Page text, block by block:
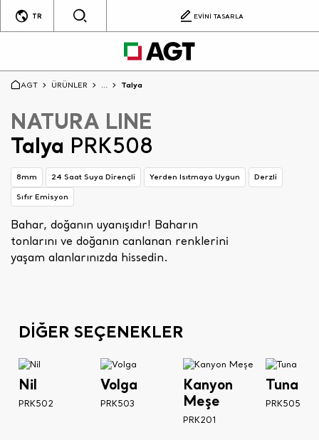
TR EVİNİ TASARLA
AGT ÜRÜNLER ... Talya
NATURA LINE
Talya PRK508
8mm 24 Saat Suya Dirençli Yerden Isıtmaya Uygun
Derzli
Sıfır Emisyon
Bahar, doğanın uyanışıdır! Baharın
tonlarını ve doğanın canlanan renklerini
yaşam alanlarınızda hissedin.
DİĞER SEÇENEKLER
Nil
PRK502
Volga
PRK503
Kanyon
Meşe
PRK201
Tuna
PRK505